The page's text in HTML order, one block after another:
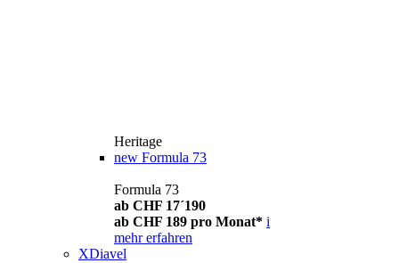
Heritage
new Formula 73
Formula 73
ab CHF 17´190
ab CHF 189 pro Monat* i
mehr erfahren
XDiavel